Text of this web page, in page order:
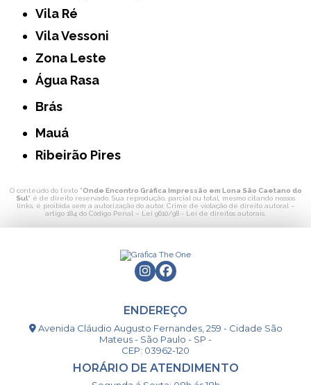
Vila Ré
Vila Vessoni
Zona Leste
Água Rasa
Brás
Mauá
Ribeirão Pires
O conteúdo do texto "Onde Encontro Gráfica Impressão em Lona São Caetano do
Sul" é de direito reservado. Sua reprodução, parcial ou total, mesmo citando nossos
links, é proibida sem a autorização do autor. Crime de violação de direito autoral –
artigo 184 do Código Penal – Lei 9610/98 - Lei de direitos autorais
ENDEREÇO
Avenida Cláudio Augusto Fernandes, 259 - Cidade São
Mateus - São Paulo - SP -
CEP: 03962-120
HORÁRIO DE ATENDIMENTO